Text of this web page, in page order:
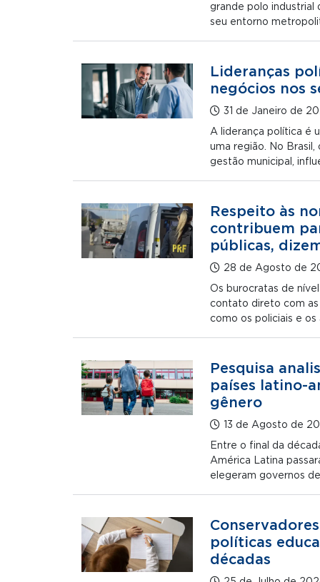
grande polo industrial
seu entorno
Lideranças
negócios nos
31 de Janeiro de
A liderança política é
uma região. No
gestão municipal,
Respeito às
contribuem
públicas,
28 de Agosto de
Os burocratas de
contato direto com as
como os policiais e
Pesquisa
países latino-
gênero
13 de Agosto de
Entre o final da
América Latina
elegeram governos
políticas
décadas